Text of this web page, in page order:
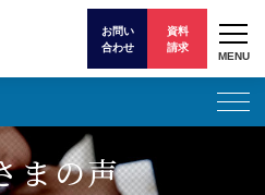
お問い
合わせ
資料
請求
MENU
まの声